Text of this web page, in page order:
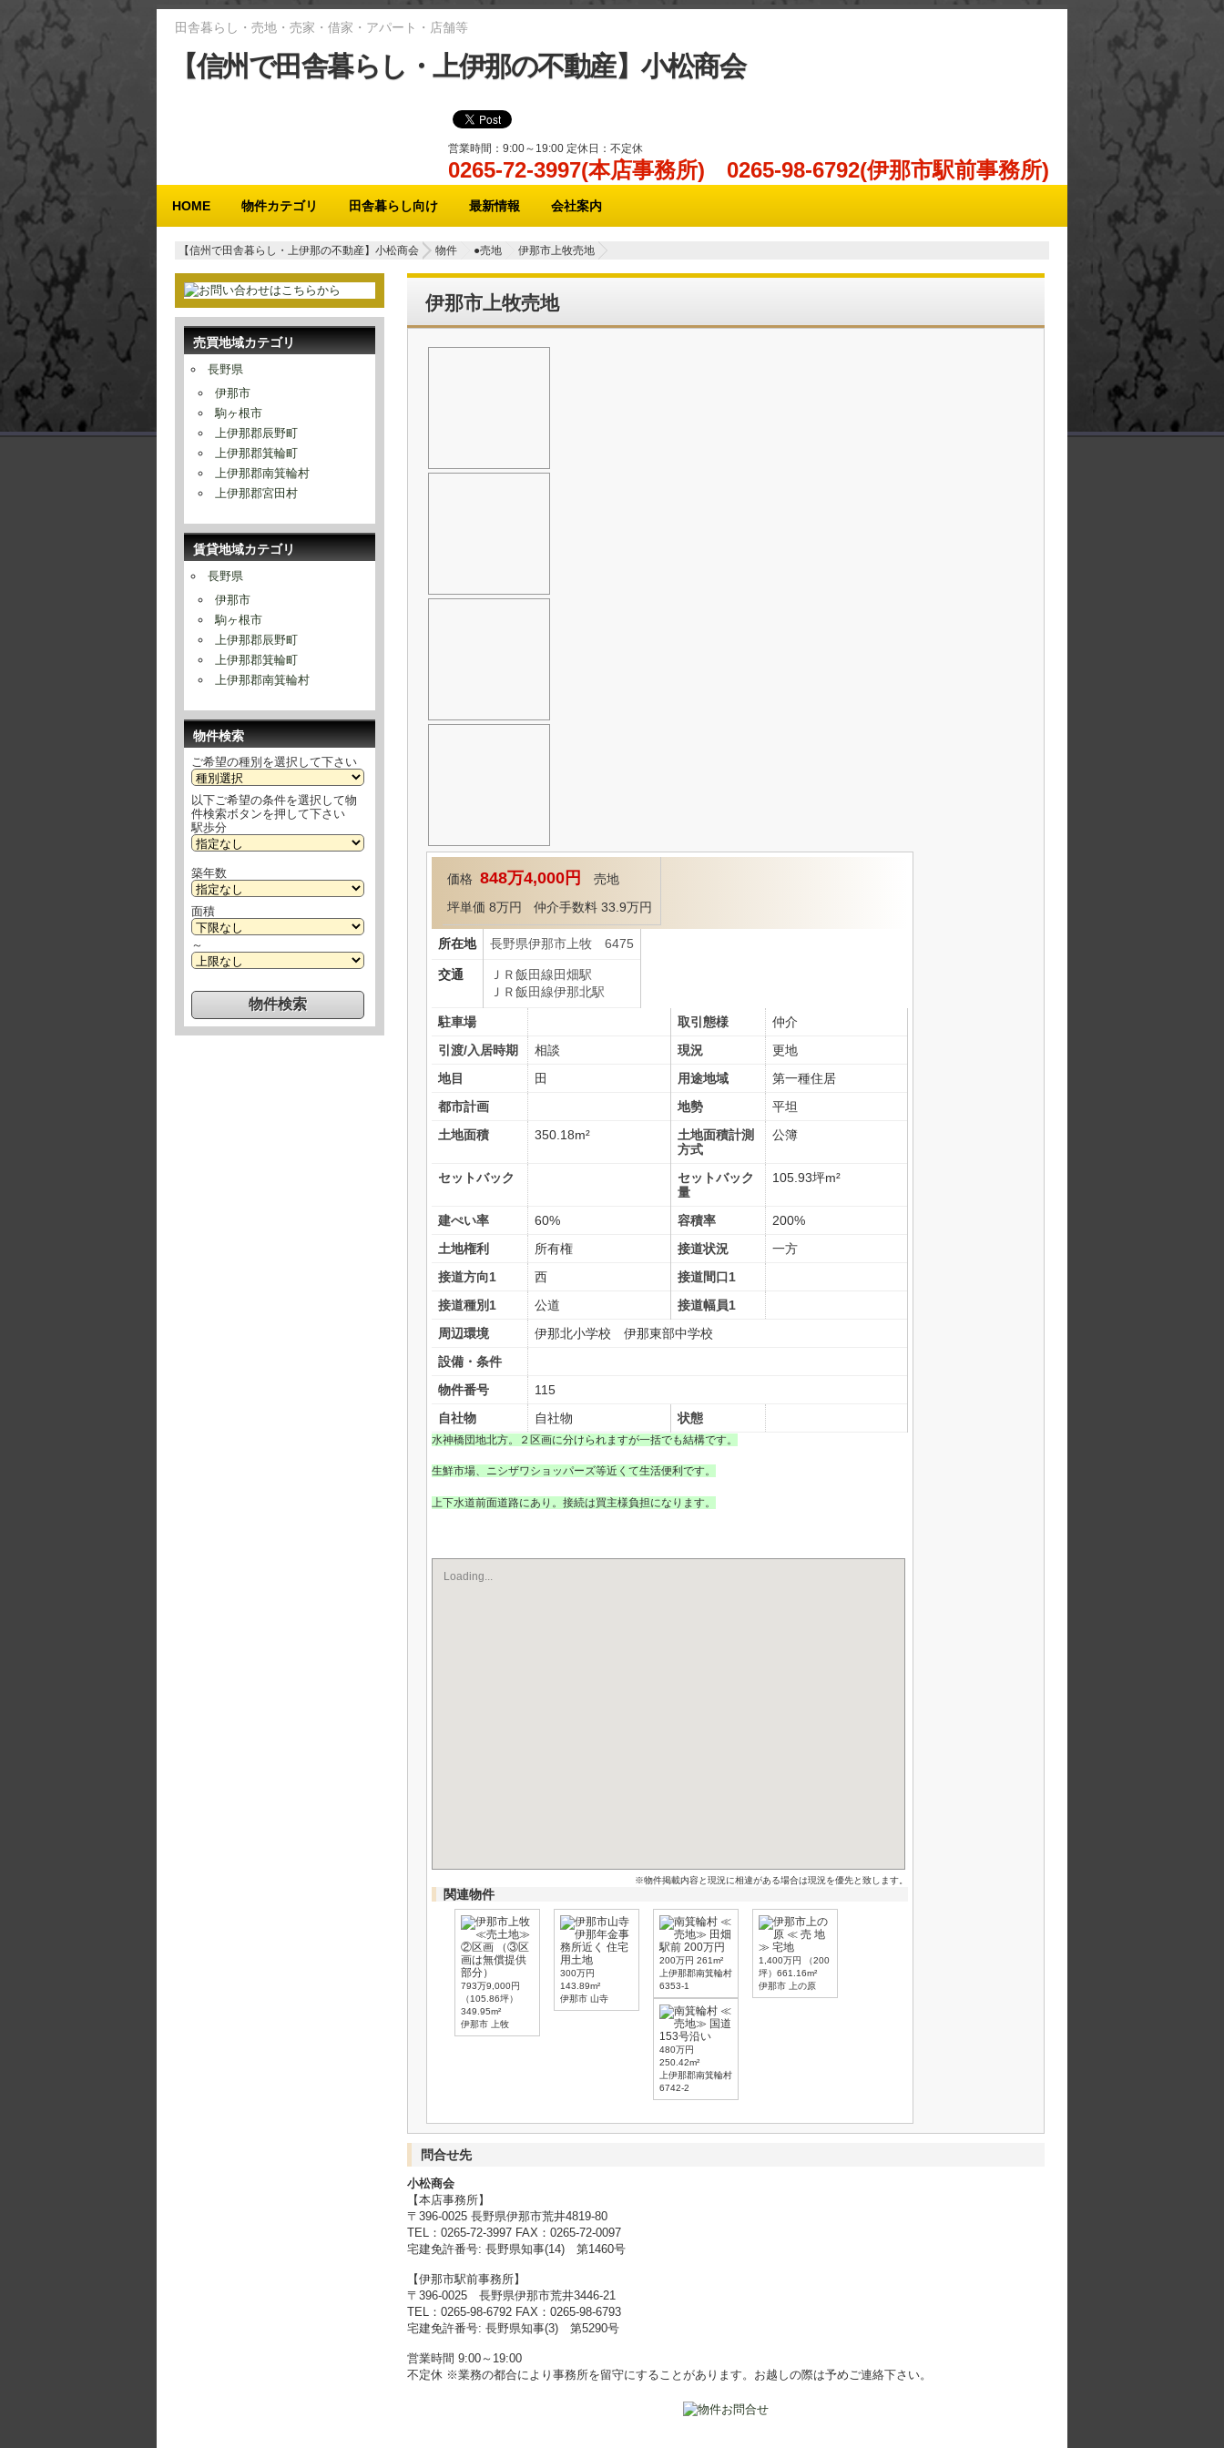
田舎暮らし・売地・売家・借家・アパート・店舗等
【信州で田舎暮らし・上伊那の不動産】小松商会
営業時間：9:00～19:00 定休日：不定休
0265-72-3997(本店事務所) 0265-98-6792(伊那市駅前事務所)
HOME 物件カテゴリ 田舎暮らし向け 最新情報 会社案内
【信州で田舎暮らし・上伊那の不動産】小松商会 物件 ●売地 伊那市上牧売地
伊那市上牧売地
価格 848万4,000円
売地
坪単価 8万円 仲介手数料 33.9万円
所在地 長野県伊那市上牧 6475
交通
ＪＲ飯田線田畑駅
ＪＲ飯田線伊那北駅
駐車場 取引態様
仲介
引渡/入居時期
相談 現況
更地
地目
田 用途地域
第一種住居
都市計画
地勢
平坦
土地面積
350.18m²
土地面積計測
方式
公簿
セットバック
セットバック
量
105.93坪m²
建ぺい率 60% 容積率
200%
土地権利
所有権 接道状況
一方
接道方向1
西
接道間口1
接道種別1
公道
接道幅員1
周辺環境
伊那北小学校 伊那東部中学校
設備・条件
物件番号
115
自社物
自社物 状態
水神橋団地北方。２区画に分けられますが一括でも結構です。
生鮮市場、ニシザワショッパーズ等近くて生活便利です。
上下水道前面道路にあり。接続は買主様負担になります。
Loading...
※物件掲載内容と現況に相違がある場合は現況を優先と致します。
関連物件
793万9,000円
（105.86坪）
349.95m²
伊那市 上牧
300万円
143.89m²
伊那市 山寺
200万円 261m²
上伊那郡南箕輪村
6353-1
1,400万円
（200
坪）661.16m²
伊那市 上の原
480万円
250.42m²
上伊那郡南箕輪村
6742-2
問合せ先
小松商会
【本店事務所】
〒396-0025 長野県伊那市荒井4819-80
TEL：0265-72-3997 FAX：0265-72-0097
宅建免許番号: 長野県知事(14) 第1460号
【伊那市駅前事務所】
〒396-0025 長野県伊那市荒井3446-21
TEL：0265-98-6792 FAX：0265-98-6793
宅建免許番号: 長野県知事(3) 第5290号
営業時間 9:00～19:00
不定休 ※業務の都合により事務所を留守にすることがあります。お越しの際は予めご連絡下さい。
売買地域カテゴリ
長野県
伊那市
駒ヶ根市
上伊那郡辰野町
上伊那郡箕輪町
上伊那郡南箕輪村
上伊那郡宮田村
賃貸地域カテゴリ
長野県
伊那市
駒ヶ根市
上伊那郡辰野町
上伊那郡箕輪町
上伊那郡南箕輪村
物件検索
ご希望の種別を選択して下さい
以下ご希望の条件を選択して物
件検索ボタンを押して下さい
駅歩分
築年数
面積
～